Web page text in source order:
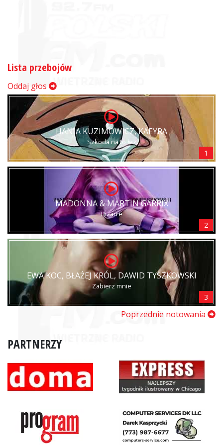
Lista przebojów
Oddaj głos
HANIA KUZIMOWICZ, KAEYRA
Szkoda na to łez
1
MADONNA & MARTIN GARRIX
Bizarre
2
EWA KOC, BŁAŻEJ KRÓL, DAWID TYSZKOWSKI
Zabierz mnie
3
Poprzednie notowania
PARTNERZY